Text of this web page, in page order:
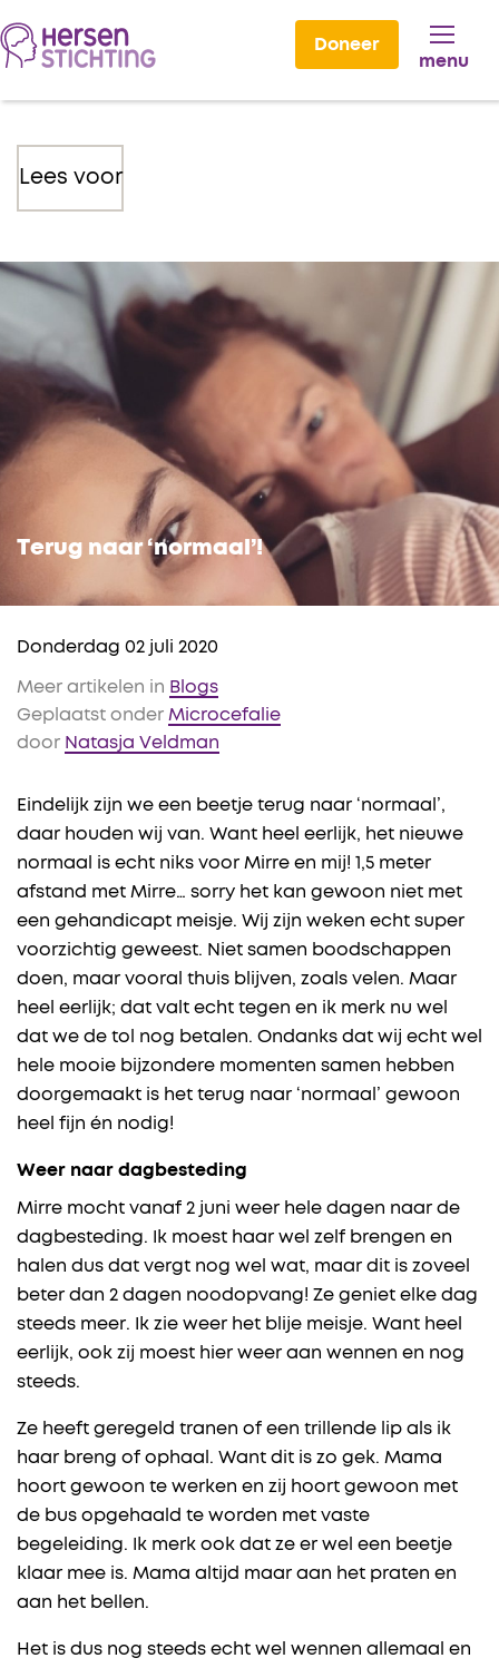
Doneer
menu
Lees voor
Terug naar ‘normaal’!
Donderdag 02 juli 2020
Meer artikelen in Blogs
Geplaatst onder Microcefalie
door Natasja Veldman
Eindelijk zijn we een beetje terug naar ‘normaal’,
daar houden wij van. Want heel eerlijk, het nieuwe
normaal is echt niks voor Mirre en mij! 1,5 meter
afstand met Mirre… sorry het kan gewoon niet met
een gehandicapt meisje. Wij zijn weken echt super
voorzichtig geweest. Niet samen boodschappen
doen, maar vooral thuis blijven, zoals velen. Maar
heel eerlijk; dat valt echt tegen en ik merk nu wel
dat we de tol nog betalen. Ondanks dat wij echt wel
hele mooie bijzondere momenten samen hebben
doorgemaakt is het terug naar ‘normaal’ gewoon
heel fijn én nodig!
Weer naar dagbesteding
Mirre mocht vanaf 2 juni weer hele dagen naar de
dagbesteding. Ik moest haar wel zelf brengen en
halen dus dat vergt nog wel wat, maar dit is zoveel
beter dan 2 dagen noodopvang! Ze geniet elke dag
steeds meer. Ik zie weer het blije meisje. Want heel
eerlijk, ook zij moest hier weer aan wennen en nog
steeds.
Ze heeft geregeld tranen of een trillende lip als ik
haar breng of ophaal. Want dit is zo gek. Mama
hoort gewoon te werken en zij hoort gewoon met
de bus opgehaald te worden met vaste
begeleiding. Ik merk ook dat ze er wel een beetje
klaar mee is. Mama altijd maar aan het praten en
aan het bellen.
Het is dus nog steeds echt wel wennen allemaal en